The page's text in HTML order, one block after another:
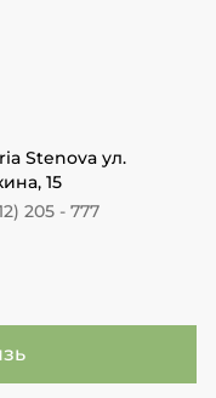
Stenova ул.
15
205 - 777